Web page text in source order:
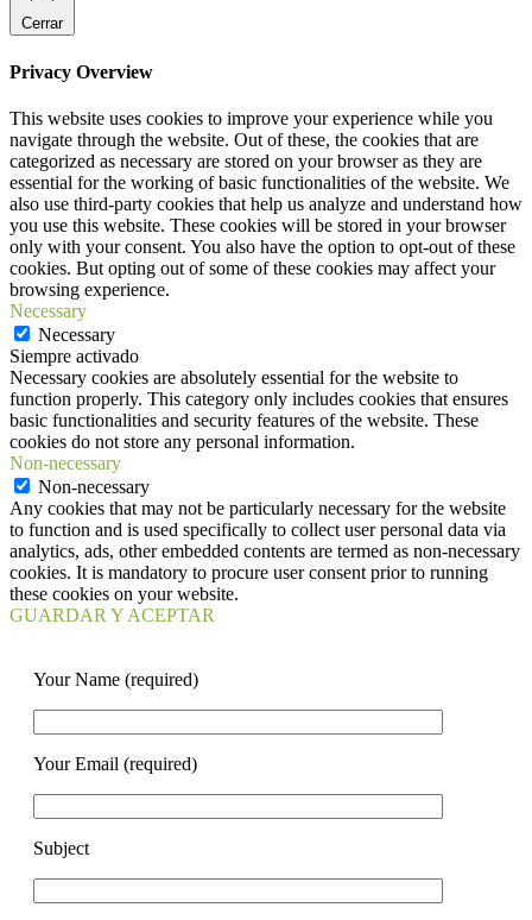
Cerrar
Privacy Overview
This website uses cookies to improve your experience while you
navigate through the website. Out of these, the cookies that are
categorized as necessary are stored on your browser as they are
essential for the working of basic functionalities of the website. We
also use third-party cookies that help us analyze and understand how
you use this website. These cookies will be stored in your browser
only with your consent. You also have the option to opt-out of these
cookies. But opting out of some of these cookies may affect your
browsing experience.
Necessary
Necessary
Siempre activado
Necessary cookies are absolutely essential for the website to
function properly. This category only includes cookies that ensures
basic functionalities and security features of the website. These
cookies do not store any personal information.
Non-necessary
Non-necessary
Any cookies that may not be particularly necessary for the website
to function and is used specifically to collect user personal data via
analytics, ads, other embedded contents are termed as non-necessary
cookies. It is mandatory to procure user consent prior to running
these cookies on your website.
GUARDAR Y ACEPTAR
Your Name (required)
Your Email (required)
Subject